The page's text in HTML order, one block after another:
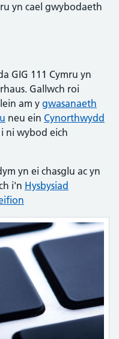
yn cael gwybodaeth
GIG 111 Cymru yn
Gallwch roi
am y gwasanaeth
neu ein Cynorthwydd
ni wybod eich
yn ei chasglu ac yn
i'n Hysbysiad